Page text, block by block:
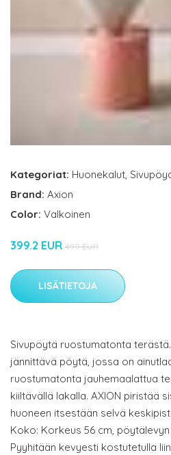
Kategoriat: Huonekalut,
Brand: Axion
Color: Valkoinen
399.2 EUR 499 EUR
LISÄTIETOJA
Sivupöytä ruostumatonta
jännittävä pöytä, jossa on
ruostumatonta jauhemaalattua
kiiltävällä lakalla. AXION piristää
huoneen itsestään selvä
Koko: Korkeus 56 cm,
Pyyhitään kevyesti kostutetulla